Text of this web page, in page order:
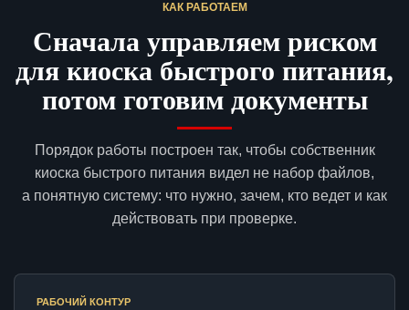
КАК РАБОТАЕМ
Сначала управляем риском
для киоска быстрого питания,
потом готовим документы
Порядок работы построен так, чтобы собственник
киоска быстрого питания видел не набор файлов,
а понятную систему: что нужно, зачем, кто ведет и как
действовать при проверке.
РАБОЧИЙ КОНТУР